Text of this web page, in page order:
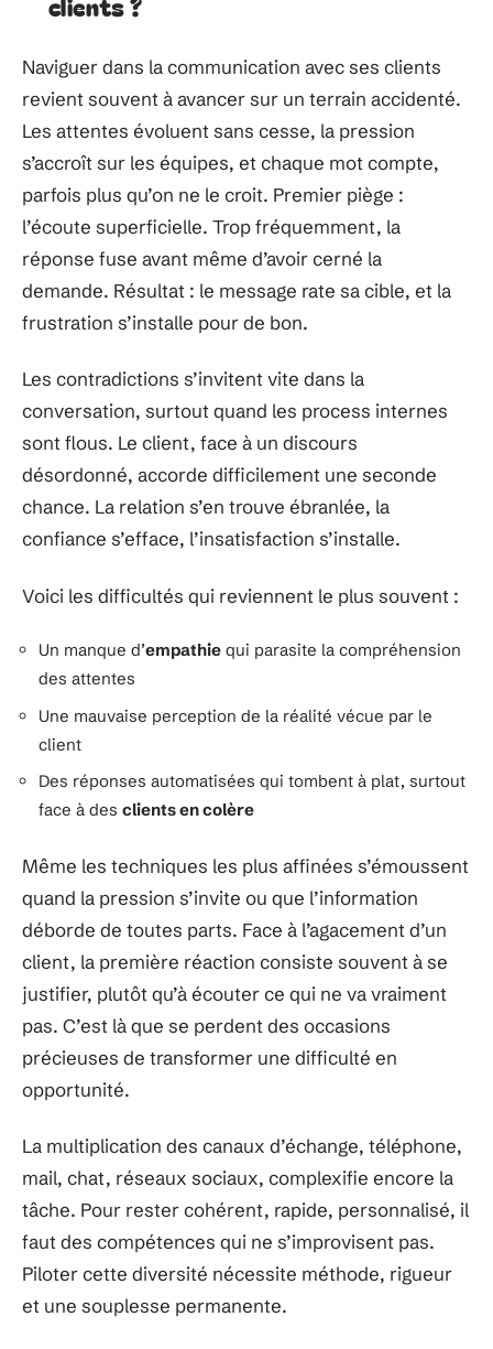
Naviguer dans la communication avec ses clients
revient souvent à avancer sur un terrain accidenté.
Les attentes évoluent sans cesse, la pression
s’accroît sur les équipes, et chaque mot compte,
parfois plus qu’on ne le croit. Premier piège :
l’écoute superficielle. Trop fréquemment, la
réponse fuse avant même d’avoir cerné la
demande. Résultat : le message rate sa cible, et la
frustration s’installe pour de bon.
Les contradictions s’invitent vite dans la
conversation, surtout quand les process internes
sont flous. Le client, face à un discours
désordonné, accorde difficilement une seconde
chance. La relation s’en trouve ébranlée, la
confiance s’efface, l’insatisfaction s’installe.
Voici les difficultés qui reviennent le plus souvent :
Un manque d’empathie qui parasite la compréhension
des attentes
Une mauvaise perception de la réalité vécue par le
client
Des réponses automatisées qui tombent à plat, surtout
face à des clients en colère
Même les techniques les plus affinées s’émoussent
quand la pression s’invite ou que l’information
déborde de toutes parts. Face à l’agacement d’un
client, la première réaction consiste souvent à se
justifier, plutôt qu’à écouter ce qui ne va vraiment
pas. C’est là que se perdent des occasions
précieuses de transformer une difficulté en
opportunité.
La multiplication des canaux d’échange, téléphone,
mail, chat, réseaux sociaux, complexifie encore la
tâche. Pour rester cohérent, rapide, personnalisé, il
faut des compétences qui ne s’improvisent pas.
Piloter cette diversité nécessite méthode, rigueur
et une souplesse permanente.